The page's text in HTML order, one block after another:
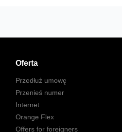
świata
Oferta
Przedłuż umowę
Przenieś numer
Internet
Orange Flex
Offers for foreigners